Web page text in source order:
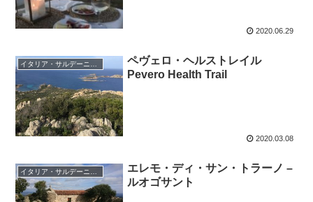
2020.06.29
ペヴェロ・ヘルストレイル
Pevero Health Trail
2020.03.08
エレモ・ディ・サン・トラーノ –
ルオゴサント